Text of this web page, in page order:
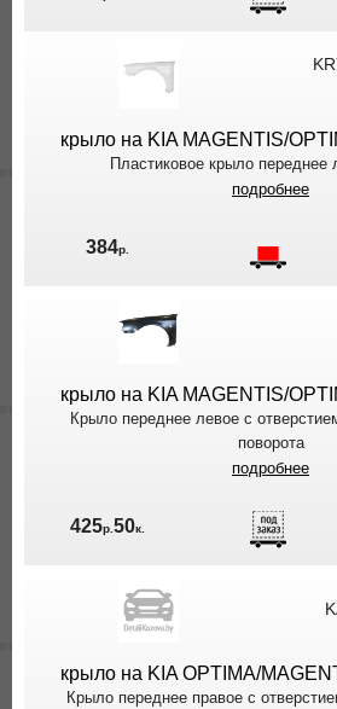
крыло на KIA MAGENTIS/
Пластиковое крыло переднее
подробнее
384р.
крыло на KIA MAGENTIS/
Крыло переднее левое с
поворота
подробнее
425р. 50к.
крыло на KIA OPTIMA/
Крыло переднее правое с